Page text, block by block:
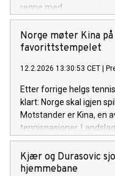
regne med.
Norge møter Kina
favorittstempelet
12.2.2026 13:30:53 CET |
Etter forrige helgs
klart: Norge skal igjen
Motstander er Kina, en
tennisnasjoner.
tøff kamp, men har stor
Kjær og Durasovic
hjemmebane